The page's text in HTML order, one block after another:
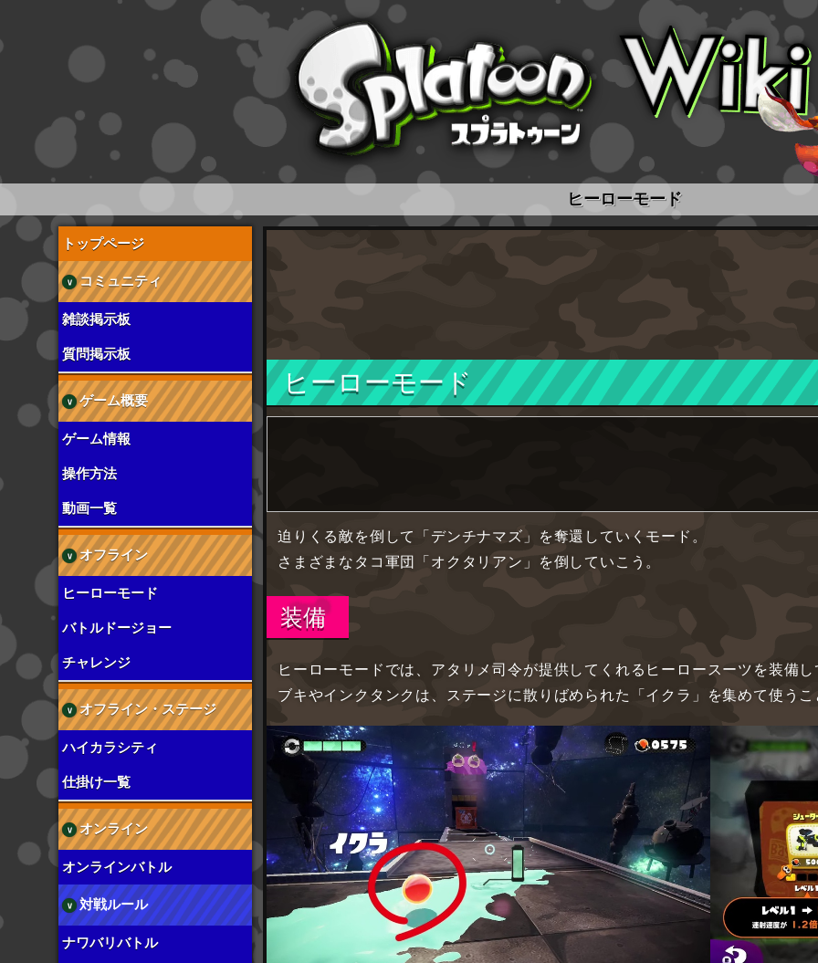
スプラトゥーン wiki
ヒーローモード
ヒーローモード
迫りくる敵を倒して「デンチナマズ」を奪還していくモード。
さまざまなタコ軍団「オクタリアン」を倒していこう。
装備
ヒーローモードでは、アタリメ司令が提供してくれるヒーロースーツを装備
ブキやインクタンクは、ステージに散りばめられた「イクラ」を集めて使う
トップページ
コミュニティ
雑談掲示板
質問掲示板
ゲーム概要
ゲーム情報
操作方法
動画一覧
オフライン
ヒーローモード
バトルドージョー
チャレンジ
オフライン・ステージ
ハイカラシティ
仕掛け一覧
オンライン
オンラインバトル
対戦ルール
ナワバリバトル